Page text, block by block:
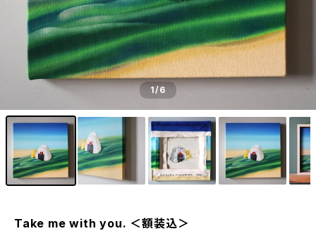
1/6
Take me with you. ＜額装込＞